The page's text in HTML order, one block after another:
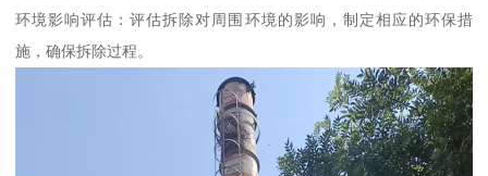
环境影响评估：评估拆除对周围环境的影响，制定相应的环保措
施，确保拆除过程。